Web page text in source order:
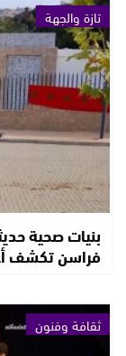
تازة والجهة
بنيات صحية
فراسن تكشف
ثقافة وفنون